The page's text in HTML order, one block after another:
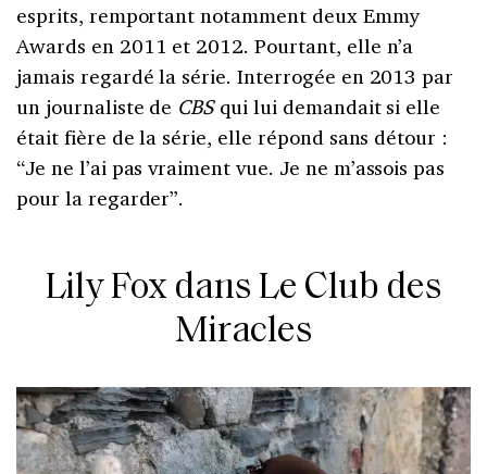
esprits, remportant notamment deux Emmy
Awards en 2011 et 2012. Pourtant, elle n’a
jamais regardé la série. Interrogée en 2013 par
un journaliste de CBSqui lui demandait si elle
était fière de la série, elle répond sans détour :
“Je ne l’ai pas vraiment vue. Je ne m’assois pas
pour la regarder”.
Lily Fox dans Le Club des
Miracles